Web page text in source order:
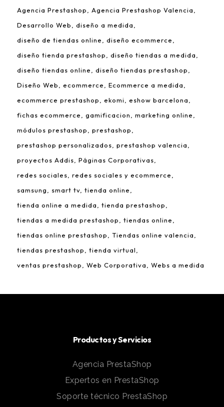
Agencia Prestashop
Agencia Prestashop Valencia
Desarrollo Web
diseño a medida
diseño de tiendas online
diseño ecommerce
diseño tienda prestashop
diseño tiendas a medida
diseño tiendas online
diseño tiendas prestashop
Diseño Web
ecommerce
Ecommerce a medida
ecommerce prestashop
ekomi
eshow barcelona
fichas ecommerce
gamificacion
marketing online
módulos prestashop
prestashop
prestashop personalizados
prestashop valencia
proyectos Addis
Páginas Corporativas
redes sociales
redes sociales y ecommerce
samsung
smart tv tienda online
tienda online a medida
tienda prestashop
tiendas a medida prestashop
tiendas online
tiendas online prestashop
Tiendas online valencia
tiendas prestashop
tienda virtual
ventas prestashop
Web Corporativa Webs a medida
Productos y Servicios
Agencia PrestaShop
Expertos en PrestaShop
Soporte técnico PrestaShop